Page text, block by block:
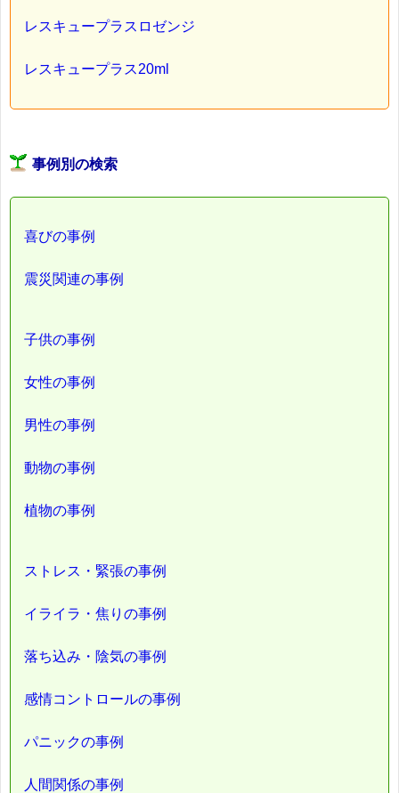
レスキュープラスロゼンジ
レスキュープラス20ml
事例別の検索
喜びの事例
震災関連の事例
子供の事例
女性の事例
男性の事例
動物の事例
植物の事例
ストレス・緊張の事例
イライラ・焦りの事例
落ち込み・陰気の事例
感情コントロールの事例
パニックの事例
人間関係の事例